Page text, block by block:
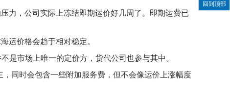
力，公司实际上冻结即期运价好几周了。即期运费已
运价格会趋于相对稳定。
是市场上唯一的定价方，货代公司也参与其中。
同时会包含一些附加服务费，但不会像运价上涨幅度
回到顶部